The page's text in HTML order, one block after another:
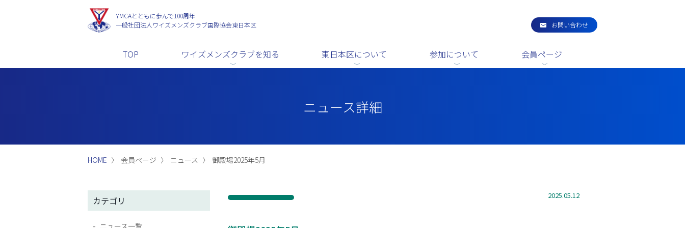
YMCAとともに歩んで100周年
一般社団法人 ワイズメンズクラブ国際協会東日本区 お問い合わせ
TOP ワイズメンズクラブを知る 東日本区について 参加について 会員ページ
ニュース詳細
HOME 会員ページ ニュース 御殿場2025年5月
2025.05.12
カテゴリ
ニュース一覧